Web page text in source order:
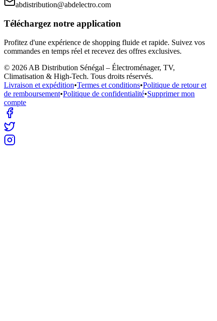
abdistribution@abdelectro.com
Téléchargez notre application
Profitez d'une expérience de shopping fluide et rapide. Suivez vos
commandes en temps réel et recevez des offres exclusives.
© 2026 AB Distribution Sénégal – Électroménager, TV,
Climatisation & High-Tech. Tous droits réservés.
Livraison et expédition•Termes et conditions•Politique de retour et
de remboursement•Politique de confidentialité•Supprimer mon
compte